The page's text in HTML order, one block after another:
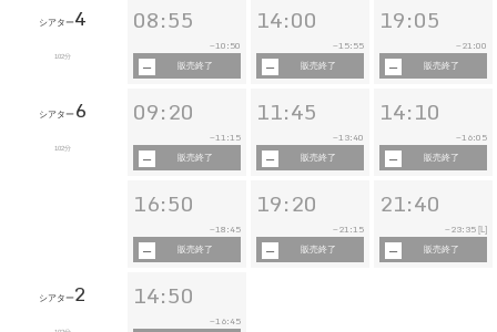
シアター4
102分
08:55
~10:50
販売終了
14:00
~15:55
販売終了
19:05
~ 21:00
販売終了
シアター 6
102分
09:20
~11:15
販売終了
11:45
~13:40
販売終了
14:10
~16:05
販売終了
16:50
~18:45
販売終了
19:20
~ 21:15
販売終了
21:40
~ 23:35 [L]
販売終了
シアター2 14:50
~16:45